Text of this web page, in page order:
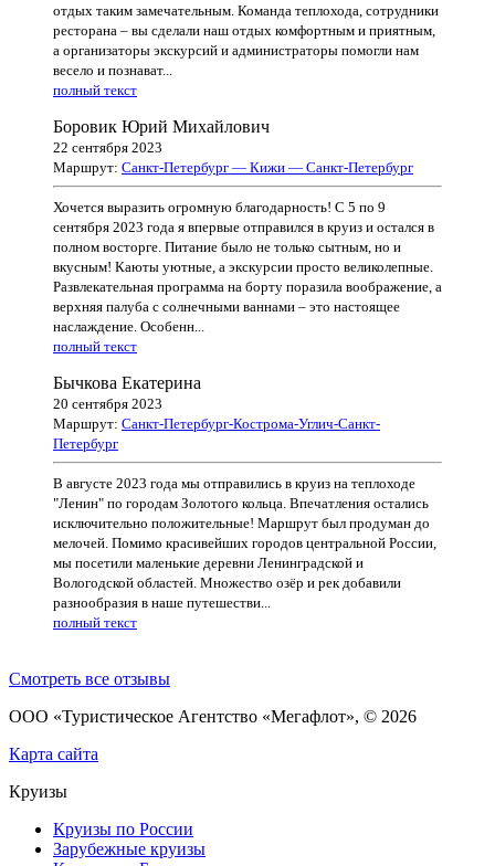
отдых таким замечательным. Команда теплохода, сотрудники
ресторана – вы сделали наш отдых комфортным и приятным,
а организаторы экскурсий и администраторы помогли нам
весело и познават...
полный текст
Боровик Юрий Михайлович
22 сентября 2023
Маршрут: Санкт-Петербург — Кижи — Санкт-Петербург
Хочется выразить огромную благодарность! С 5 по 9
сентября 2023 года я впервые отправился в круиз и остался в
полном восторге. Питание было не только сытным, но и
вкусным! Каюты уютные, а экскурсии просто великолепные.
Развлекательная программа на борту поразила воображение, а
верхняя палуба с солнечными ваннами – это настоящее
наслаждение. Особенн...
полный текст
Бычкова Екатерина
20 сентября 2023
Маршрут: Санкт-Петербург-Кострома-Углич-Санкт-
Петербург
В августе 2023 года мы отправились в круиз на теплоходе
"Ленин" по городам Золотого кольца. Впечатления остались
исключительно положительные! Маршрут был продуман до
мелочей. Помимо красивейших городов центральной России,
мы посетили маленькие деревни Ленинградской и
Вологодской областей. Множество озёр и рек добавили
разнообразия в наше путешестви...
полный текст
Смотреть все отзывы
ООО «Туристическое Агентство «Мегафлот», © 2026
Карта сайта
Круизы
Круизы по России
Зарубежные круизы